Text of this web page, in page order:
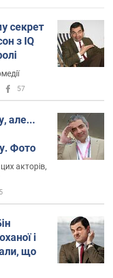
секрет
з IQ
57
але...
Фото
акторів,
і
що